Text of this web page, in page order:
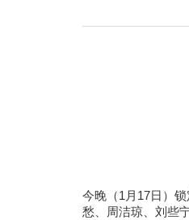
今晚（1 月 17日）
愁、周洁琼、刘些